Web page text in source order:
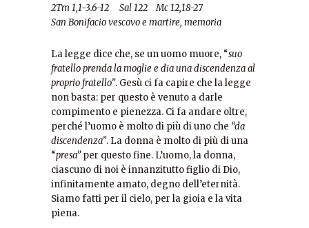
2Tm 1,1-3.6-12 Sal 122 Mc 12,18-27
San Bonifacio vescovo e martire, memoria
La legge dice che, se un uomo muore, “suo
fratello prenda la moglie e dia una discendenza al
proprio fratello”. Gesù ci fa capire che la legge
non basta: per questo è venuto a darle
compimento e pienezza. Ci fa andare oltre,
perché l’uomo è molto di più di uno che “da
discendenza”. La donna è molto di più di una
“presa”per questo fine. L’uomo, la donna,
ciascuno di noi è innanzitutto figlio di Dio,
infinitamente amato, degno dell’eternità.
Siamo fatti per il cielo, per la gioia e la vita
piena.